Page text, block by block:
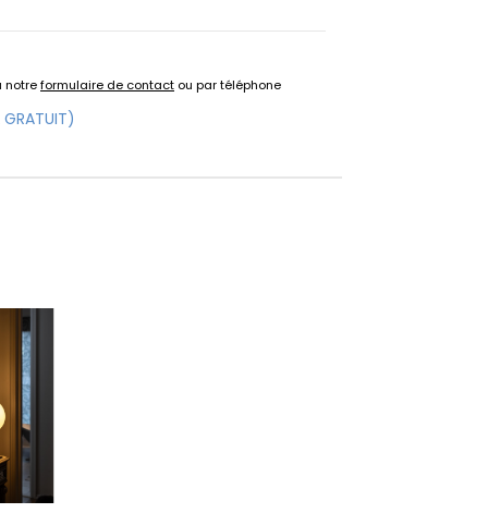
notreformulaire de contact ou par téléphone
GRATUIT)